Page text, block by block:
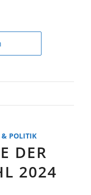
& POLITIK
DER
2024